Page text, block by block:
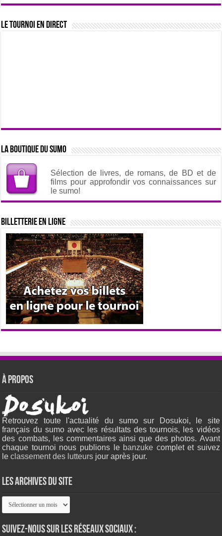
Le tournoi en direct
La boutique du sumo
Sélection de livres, de romans, de BD et de
films pour approfondir vos connaissances sur
le sumo!
Billetterie en ligne
À propos
Retrouvez toute l'actualité du sumo sur Dosukoi, le site
français du sumo avec les résultats des tournois, les vidéos
des combats, les commentaires ainsi que des photos. Avant
chaque tournoi nous publions le banzuke complet et suivez
leclassement des lutteurs jour après jour.
Les archives du site
Les
archives
site
Suivez-nous sur les réseaux sociaux :